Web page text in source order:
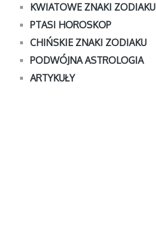
KWIATOWE ZNAKI ZODIAKU
PTASI HOROSKOP
CHIŃSKIE ZNAKI ZODIAKU
PODWÓJNA ASTROLOGIA
ARTYKUŁY